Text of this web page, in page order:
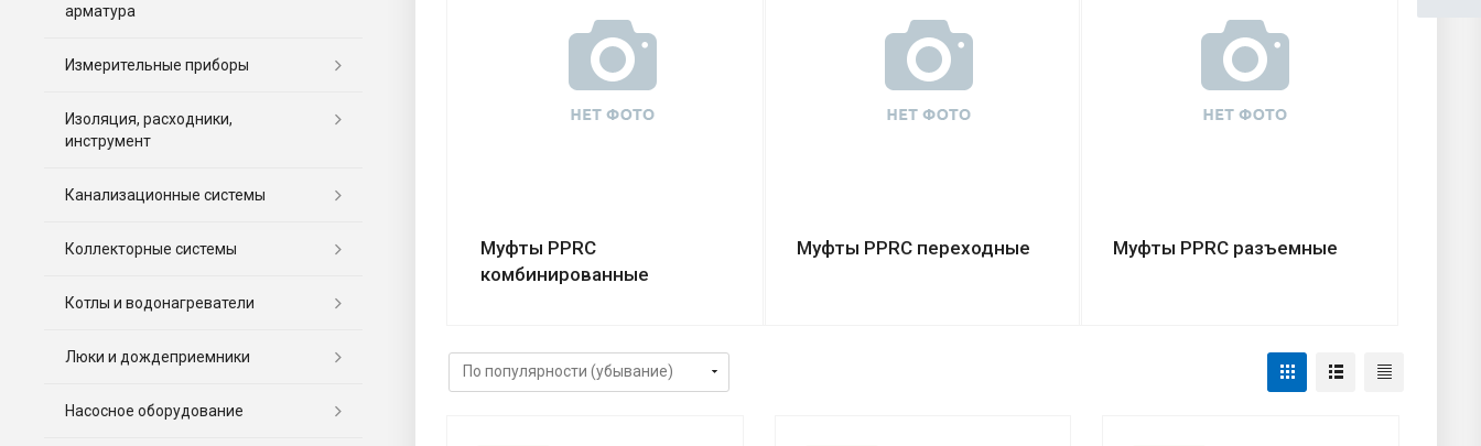
Муфты PPRC
комбинированные
Муфты PPRC переходные Муфты PPRC разъемные
арматура
Измерительные приборы
Изоляция, расходники,
инструмент
Канализационные системы
Коллекторные системы
Котлы и водонагреватели
Люки и дождеприемники
Насосное оборудование